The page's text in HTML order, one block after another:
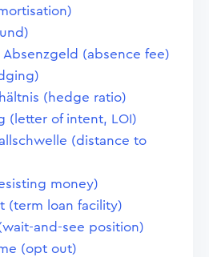
(absence fee)
(hedge ratio)
(letter of intent, LOI)
(distance to
money)
(term loan facility)
and-see position)
(opt out)